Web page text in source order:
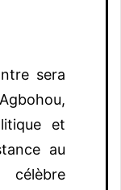
sera
et
au